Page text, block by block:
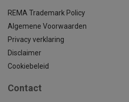
REMA Trademark Policy
Algemene Voorwaarden
Privacy verklaring
Disclaimer
Cookiebeleid
Contact